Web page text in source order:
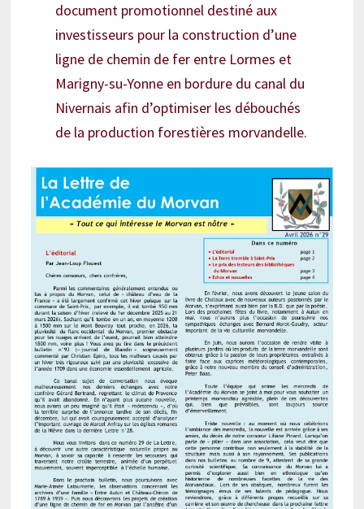
document promotionnel destiné aux
investisseurs pour la construction d’une
ligne de chemin de fer entre Lormes et
Marigny-su-Yonne en bordure du canal du
Nivernais afin d’optimiser les débouchés
de la production forestières morvandelle.